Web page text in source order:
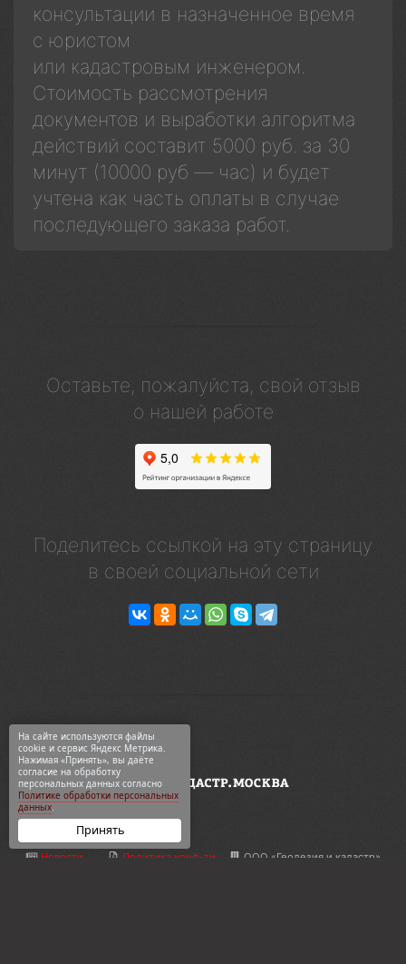
консультации в назначенное время
с юристом
или кадастровым инженером.
Стоимость рассмотрения
документов и выработки алгоритма
действий составит 5000 руб. за 30
минут (10000 руб — час) и будет
учтена как часть оплаты в случае
последующего заказа работ.
Оставьте, пожалуйста, свой отзыв
о нашей работе
Поделитесь ссылкой на эту страницу
в своей социальной сети
Новости
Политика конф-ти
ООО «Геодезия и кадастр»
На сайте используются файлы
cookie и сервис Яндекс Метрика.
Нажимая «Принять», вы даёте
согласие на обработку
персональных данных согласно
Политике обработки персональных
данных.
Принять